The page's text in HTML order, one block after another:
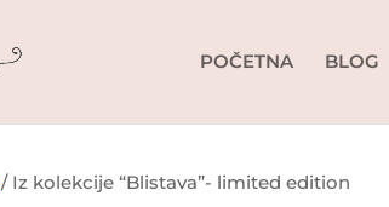
POČETNA BLOG
/ Iz kolekcije “Blistava”- limited edition